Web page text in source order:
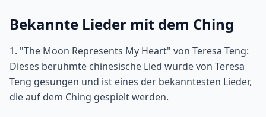
Bekannte Lieder mit dem Ching
1. "The Moon Represents My Heart" von Teresa Teng:
Dieses berühmte chinesische Lied wurde von Teresa
Teng gesungen und ist eines der bekanntesten Lieder,
die auf dem Ching gespielt werden.